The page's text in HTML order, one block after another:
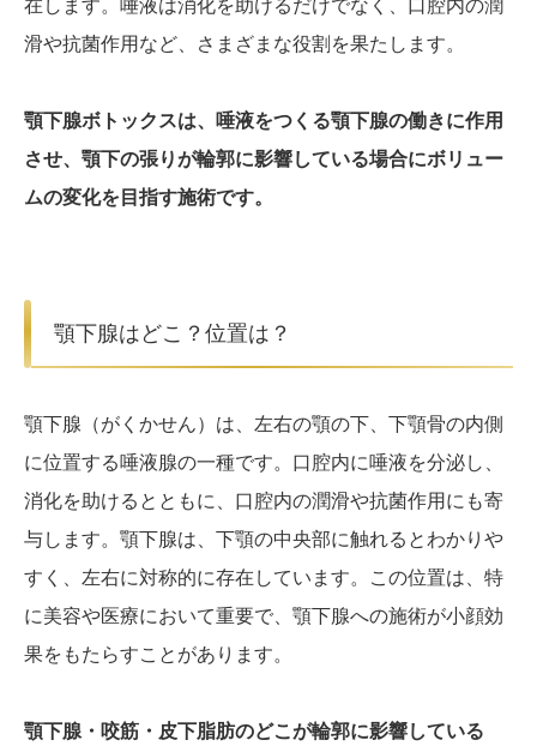
滑や抗菌作用など、さまざまな役割を果たします。
顎下腺ボトックスは、唾液をつくる顎下腺の働きに作用
させ、顎下の張りが輪郭に影響している場合にボリュー
ムの変化を目指す施術です。
顎下腺はどこ？位置は？
顎下腺（がくかせん）は、左右の顎の下、下顎骨の内側
に位置する唾液腺の一種です。口腔内に唾液を分泌し、
消化を助けるとともに、口腔内の潤滑や抗菌作用にも寄
与します。顎下腺は、下顎の中央部に触れるとわかりや
すく、左右に対称的に存在しています。この位置は、特
に美容や医療において重要で、顎下腺への施術が小顔効
果をもたらすことがあります。
顎下腺・咬筋・皮下脂肪のどこが輪郭に影響している